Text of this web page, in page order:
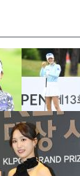
포토